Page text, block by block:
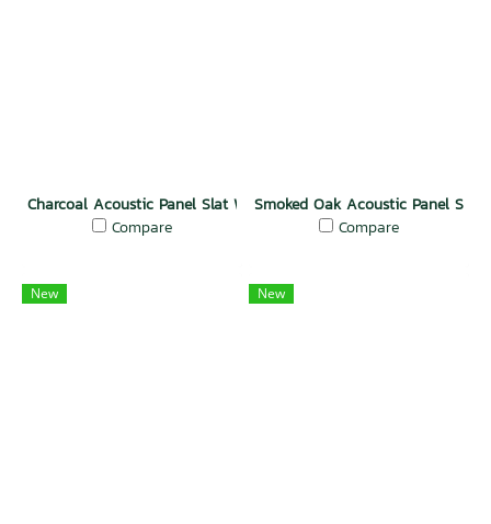
Charcoal Acoustic Panel Slat Wall Natural Wood
Compare
Smoked Oak Acoustic Panel Slat
Compare
New New